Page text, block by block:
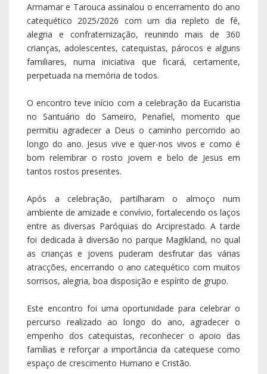
Armamar e Tarouca assinalou o encerramento do ano
catequético 2025/2026 com um dia repleto de fé,
alegria e confraternização, reunindo mais de 360
crianças, adolescentes, catequistas, párocos e alguns
familiares, numa iniciativa que ficará, certamente,
perpetuada na memória de todos.
O encontro teve início com a celebração da Eucaristia
no Santuário do Sameiro, Penafiel, momento que
permitiu agradecer a Deus o caminho percorrido ao
longo do ano. Jesus vive e quer-nos vivos e como é
bom relembrar o rosto jovem e belo de Jesus em
tantos rostos presentes.
Após a celebração, partilharam o almoço num
ambiente de amizade e convívio, fortalecendo os laços
entre as diversas Paróquias do Arciprestado. A tarde
foi dedicada à diversão no parque Magikland, no qual
as crianças e jovens puderam desfrutar das várias
atracções, encerrando o ano catequético com muitos
sorrisos, alegria, boa disposição e espírito de grupo.
Este encontro foi uma oportunidade para celebrar o
percurso realizado ao longo do ano, agradecer o
empenho dos catequistas, reconhecer o apoio das
famílias e reforçar a importância da catequese como
espaço de crescimento Humano e Cristão.